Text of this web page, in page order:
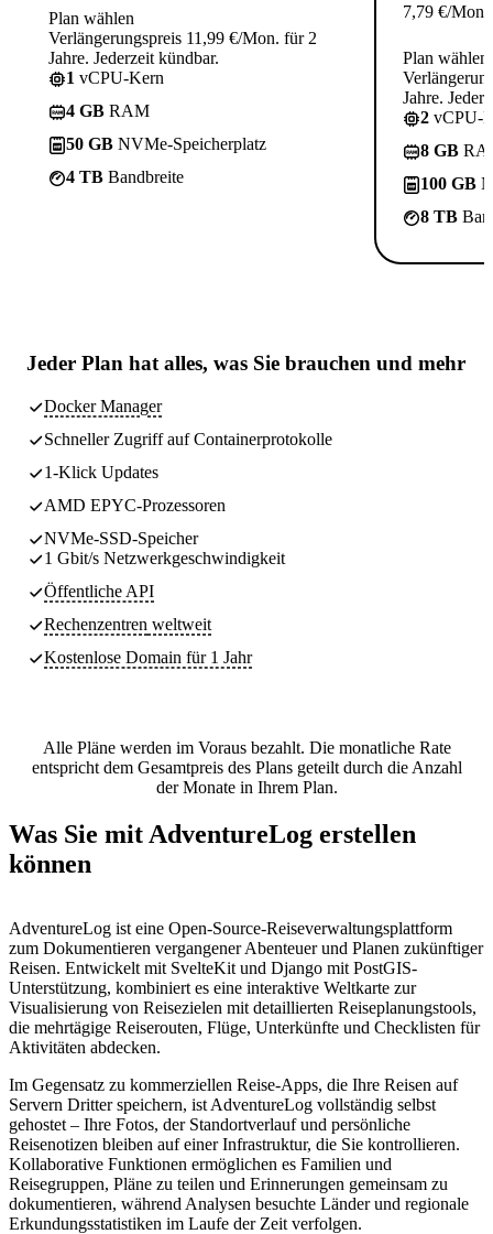
Plan wählen
Verlängerungspreis 11,99 €/Mon. für 2
Jahre. Jederzeit kündbar.
1 vCPU-Kern
4 GB RAM
50 GB NVMe-Speicherplatz
4 TB Bandbreite
7,79 €/Mon.
Plan wählen
Jahre.
2 vCPU-
8 GB
100 GB
8 TB
Jeder Plan hat alles, was Sie brauchen und mehr
Docker Manager
Schneller Zugriff auf Containerprotokolle
1-Klick Updates
AMD EPYC-Prozessoren
NVMe-SSD-Speicher
1 Gbit/s Netzwerkgeschwindigkeit
Öffentliche API
Rechenzentren weltweit
Kostenlose Domain für 1 Jahr
Alle Pläne werden im Voraus bezahlt. Die monatliche Rate
entspricht dem Gesamtpreis des Plans geteilt durch die Anzahl
der Monate in Ihrem Plan.
Was Sie mit AdventureLog erstellen
können
AdventureLog ist eine Open-Source-Reiseverwaltungsplattform
zum Dokumentieren vergangener Abenteuer und Planen zukünftiger
Reisen. Entwickelt mit SvelteKit und Django mit PostGIS-
Unterstützung, kombiniert es eine interaktive Weltkarte zur
Visualisierung von Reisezielen mit detaillierten Reiseplanungstools,
die mehrtägige Reiserouten, Flüge, Unterkünfte und Checklisten für
Aktivitäten abdecken.
Im Gegensatz zu kommerziellen Reise-Apps, die Ihre Reisen auf
Servern Dritter speichern, ist AdventureLog vollständig selbst
gehostet – Ihre Fotos, der Standortverlauf und persönliche
Reisenotizen bleiben auf einer Infrastruktur, die Sie kontrollieren.
Kollaborative Funktionen ermöglichen es Familien und
Reisegruppen, Pläne zu teilen und Erinnerungen gemeinsam zu
dokumentieren, während Analysen besuchte Länder und regionale
Erkundungsstatistiken im Laufe der Zeit verfolgen.